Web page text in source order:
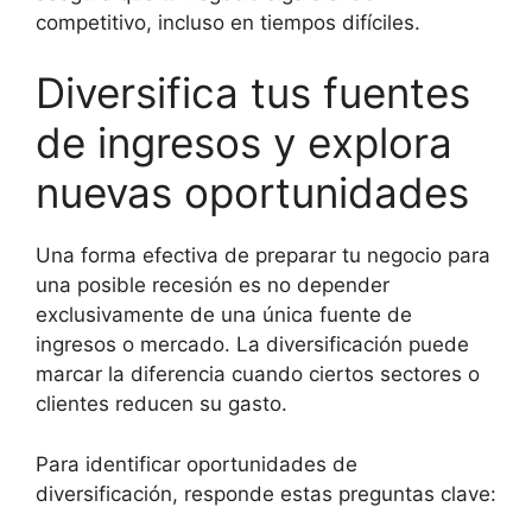
competitivo, incluso en tiempos difíciles.
Diversifica tus fuentes
de ingresos y explora
nuevas oportunidades
Una forma efectiva de preparar tu negocio para
una posible recesión es no depender
exclusivamente de una única fuente de
ingresos o mercado. La diversificación puede
marcar la diferencia cuando ciertos sectores o
clientes reducen su gasto.
Para identificar oportunidades de
diversificación, responde estas preguntas clave: